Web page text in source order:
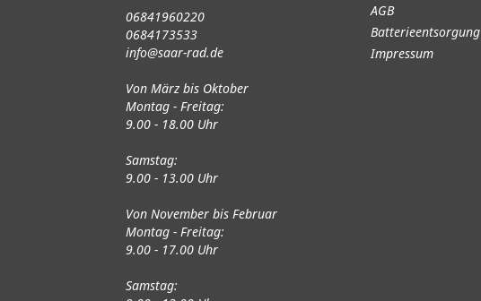
06841960220
0684173533
info@saar-rad.de
Von März bis Oktober
Montag - Freitag:
9.00 - 18.00 Uhr
Samstag:
9.00 - 13.00 Uhr
Von November bis Februar
Montag - Freitag:
9.00 - 17.00 Uhr
Samstag:
AGB
Batterieentsorgung
Impressum